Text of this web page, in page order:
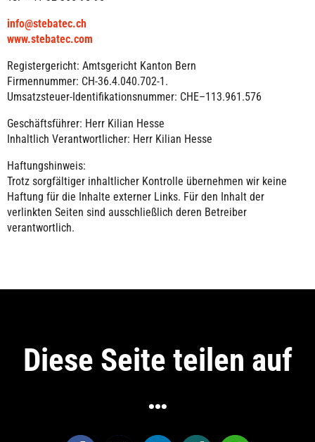
info@stebatec.ch
www.stebatec.com
Registergericht: Amtsgericht Kanton Bern
Firmennummer: CH-36.4.040.702-1.
Umsatzsteuer-Identifikationsnummer: CHE–113.961.576
Geschäftsführer: Herr Kilian Hesse
Inhaltlich Verantwortlicher: Herr Kilian Hesse
Haftungshinweis:
Trotz sorgfältiger inhaltlicher Kontrolle übernehmen wir keine
Haftung für die Inhalte externer Links. Für den Inhalt der
verlinkten Seiten sind ausschließlich deren Betreiber
verantwortlich.
Diese Seite teilen auf
…